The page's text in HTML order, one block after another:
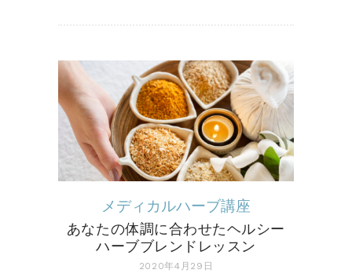
メディカルハーブ講座
あなたの体調に合わせたヘルシー
ハーブブレンドレッスン
2020年4月29日